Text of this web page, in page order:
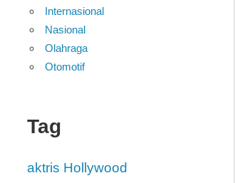
Internasional
Nasional
Olahraga
Otomotif
Tag
aktris Hollywood